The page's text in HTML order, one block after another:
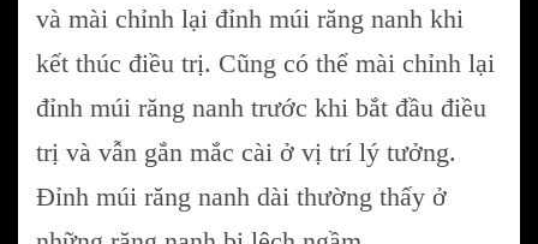
và mài chỉnh lại đỉnh múi răng nanh khi
kết thúc điều trị. Cũng có thể mài chỉnh lại
đỉnh múi răng nanh trước khi bắt đầu điều
trị và vẫn gắn mắc cài ở vị trí lý tưởng.
Đỉnh múi răng nanh dài thường thấy ở